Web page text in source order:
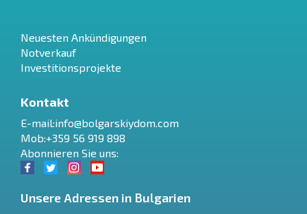
Neuesten Ankündigungen
Notverkauf
Investitionsprojekte
Kontakt
E-mail:info@bolgarskiydom.com
Mob:+359 56 919 898
Abonnieren Sie uns:
Unsere Adressen in Bulgarien